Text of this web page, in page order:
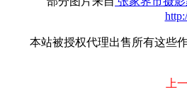
本站被授权代理出售所有这些
上